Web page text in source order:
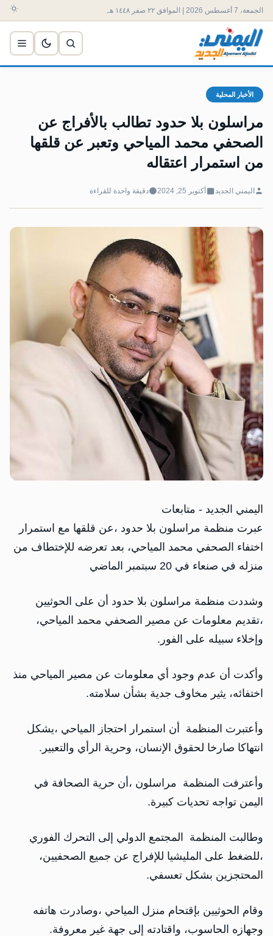
الجمعة، 7 أغسطس 2026 | الموافق ٢٢ صفر ١٤٤٨ هـ
الأخبار المحلية
مراسلون بلا حدود تطالب بالأفراج عن
الصحفي محمد المياحي وتعبر عن قلقها
من استمرار اعتقاله
اليمني الجديد أكتوبر 25, 2024 دقيقة واحدة للقراءة
اليمني الجديد - متابعات
عبرت منظمة مراسلون بلا حدود ،عن قلقها مع استمرار
اختفاء الصحفي محمد المياحي، بعد تعرضه للإختطاف من
منزله في صنعاء في 20 سبتمبر الماضي
وشددت منظمة مراسلون بلا حدود أن على الحوثيين
،تقديم معلومات عن مصير الصحفي محمد المياحي،
وإخلاء سبيله على الفور.
وأكدت أن عدم وجود أي معلومات عن مصير المياحي منذ
اختفائه، يثير مخاوف جدية بشأن سلامته.
وأعتبرت المنظمة أن استمرار احتجاز المياحي ،يشكل
انتهاكا صارخا لحقوق الإنسان، وحرية الرأي والتعبير.
وأعترفت المنظمة مراسلون ،أن حرية الصحافة في
اليمن تواجه تحديات كبيرة.
وطالبت المنظمة المجتمع الدولي إلى التحرك الفوري
،للضغط على المليشيا للإفراج عن جميع الصحفيين،
المحتجزين بشكل تعسفي.
وقام الحوثيين بإقتحام منزل المياحي ،وصادرت هاتفه
وجهازه الحاسوب، واقتادته إلى جهة غير معروفة.